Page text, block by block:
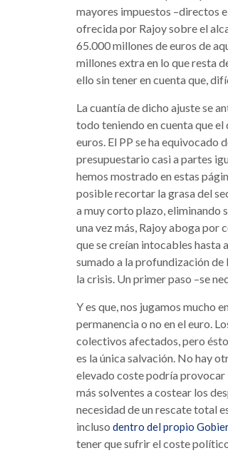
mayores impuestos –directos
ofrecida por Rajoy sobre el
65.000 millones de euros de
millones extra en lo que resta
ello sin tener en cuenta que,
La cuantía de dicho ajuste se
todo teniendo en cuenta que
euros. El PP se ha
presupuestario casi a partes
hemos mostrado en estas
posible recortar la grasa del
a muy corto plazo, eliminando
una vez más, Rajoy aboga
que se creían intocables hasta
sumado a la profundización
la crisis. Un primer paso –se
Y es que, nos jugamos mucho
permanencia o no en el euro.
colectivos afectados, pero
es la única salvación. No hay
elevado coste podría provocar
más solventes a costear los
necesidad de un rescate total
incluso dentro del propio
tener que sufrir el coste